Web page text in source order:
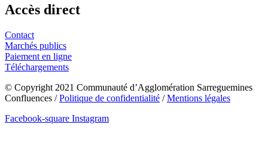
Accès direct
Contact
Marchés publics
Paiement en ligne
Téléchargements
© Copyright 2021 Communauté d’Agglomération Sarreguemines
Confluences /Politique de confidentialité /Mentions légales
Facebook-square Instagram